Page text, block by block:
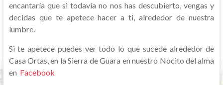
encantaría que si todavía no nos has descubierto, vengas y
decidas que te apetece hacer a ti, alrededor de nuestra
lumbre.
Si te apetece puedes ver todo lo que sucede alrededor de
Casa Ortas, en la Sierra de Guara en nuestro Nocito del alma
en Facebook